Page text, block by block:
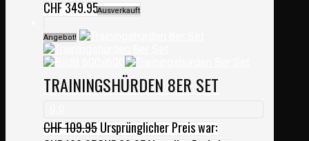
CHF 349.95.Ausverkauft
Angebot!
TRAININGSHÜRDEN 8ER SET
CHF109.95Ursprünglicher Preis war: